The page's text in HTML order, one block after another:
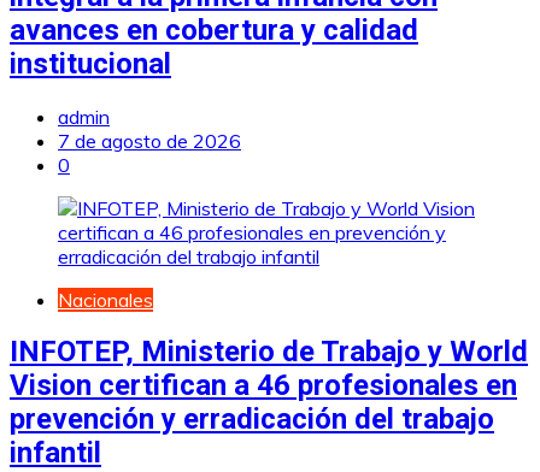
avances en cobertura y calidad
institucional
admin
7 de agosto de 2026
0
Nacionales
INFOTEP, Ministerio de Trabajo y World
Vision certifican a 46 profesionales en
prevención y erradicación del trabajo
infantil